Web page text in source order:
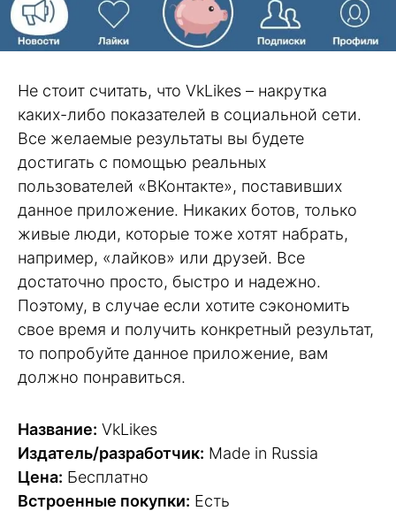
Не стоит считать, что VkLikes – накрутка
каких-либо показателей в социальной сети.
Все желаемые результаты вы будете
достигать с помощью реальных
пользователей «ВКонтакте», поставивших
данное приложение. Никаких ботов, только
живые люди, которые тоже хотят набрать,
например, «лайков» или друзей. Все
достаточно просто, быстро и надежно.
Поэтому, в случае если хотите сэкономить
свое время и получить конкретный результат,
то попробуйте данное приложение, вам
должно понравиться.
Название: VkLikes
Издатель/разработчик: Made in Russia
Цена: Бесплатно
Встроенные покупки: Есть